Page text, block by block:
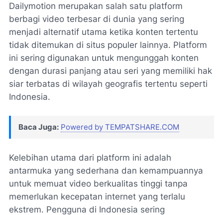
Dailymotion merupakan salah satu platform
berbagi video terbesar di dunia yang sering
menjadi alternatif utama ketika konten tertentu
tidak ditemukan di situs populer lainnya. Platform
ini sering digunakan untuk mengunggah konten
dengan durasi panjang atau seri yang memiliki hak
siar terbatas di wilayah geografis tertentu seperti
Indonesia.
Baca Juga: Powered by TEMPATSHARE.COM
Kelebihan utama dari platform ini adalah
antarmuka yang sederhana dan kemampuannya
untuk memuat video berkualitas tinggi tanpa
memerlukan kecepatan internet yang terlalu
ekstrem. Pengguna di Indonesia sering